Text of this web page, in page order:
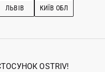
ЛЬВІВ КИЇВ ОБЛ
OSTRIV!